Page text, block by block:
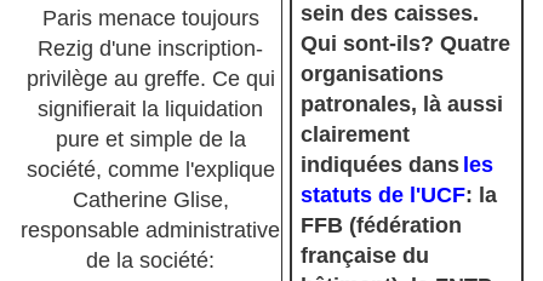
sein des caisses.
Qui sont-ils? Quatre
organisations
patronales, là aussi
clairement
indiquées dans les
statuts de l'UCF: la
FFB (fédération
française du
Paris menace toujours
Rezig d'une inscription-
privilège au greffe. Ce qui
signifierait la liquidation
pure et simple de la
société, comme l'explique
Catherine Glise,
responsable administrative
de la société: